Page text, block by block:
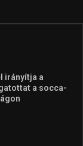
irányítja a
a socca-